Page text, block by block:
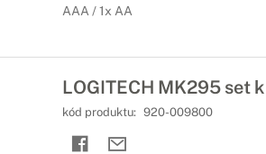
AAA / 1x AA
LOGITECH MK295 set
kód produktu: 920-009800